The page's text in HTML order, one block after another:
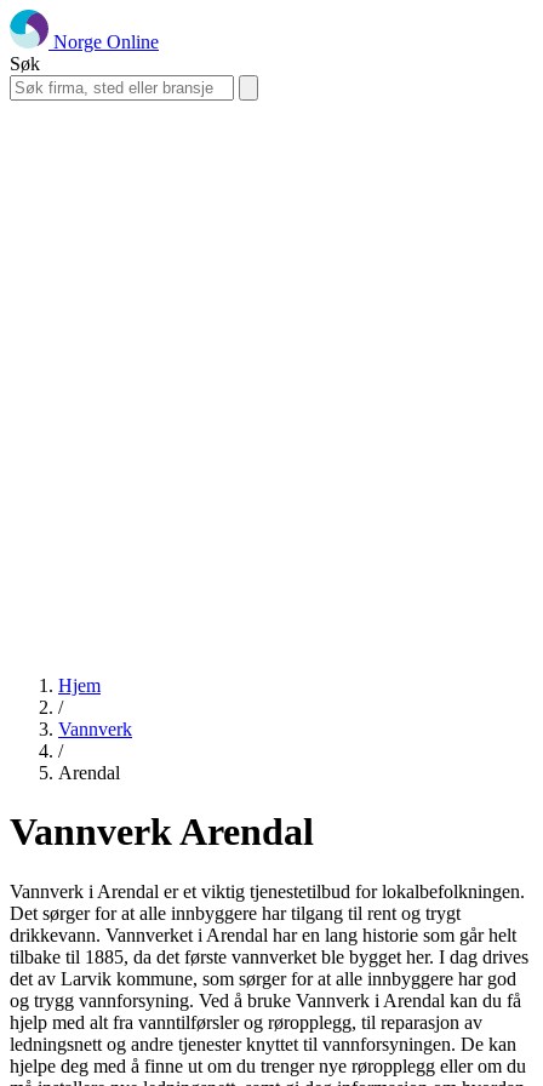
Norge Online
Søk
Hjem
/
Vannverk
/
Arendal
Vannverk Arendal
Vannverk i Arendal er et viktig tjenestetilbud for lokalbefolkningen.
Det sørger for at alle innbyggere har tilgang til rent og trygt
drikkevann. Vannverket i Arendal har en lang historie som går helt
tilbake til 1885, da det første vannverket ble bygget her. I dag drives
det av Larvik kommune, som sørger for at alle innbyggere har god
og trygg vannforsyning. Ved å bruke Vannverk i Arendal kan du få
hjelp med alt fra vanntilførsler og røropplegg, til reparasjon av
ledningsnett og andre tjenester knyttet til vannforsyningen. De kan
hjelpe deg med å finne ut om du trenger nye røropplegg eller om du